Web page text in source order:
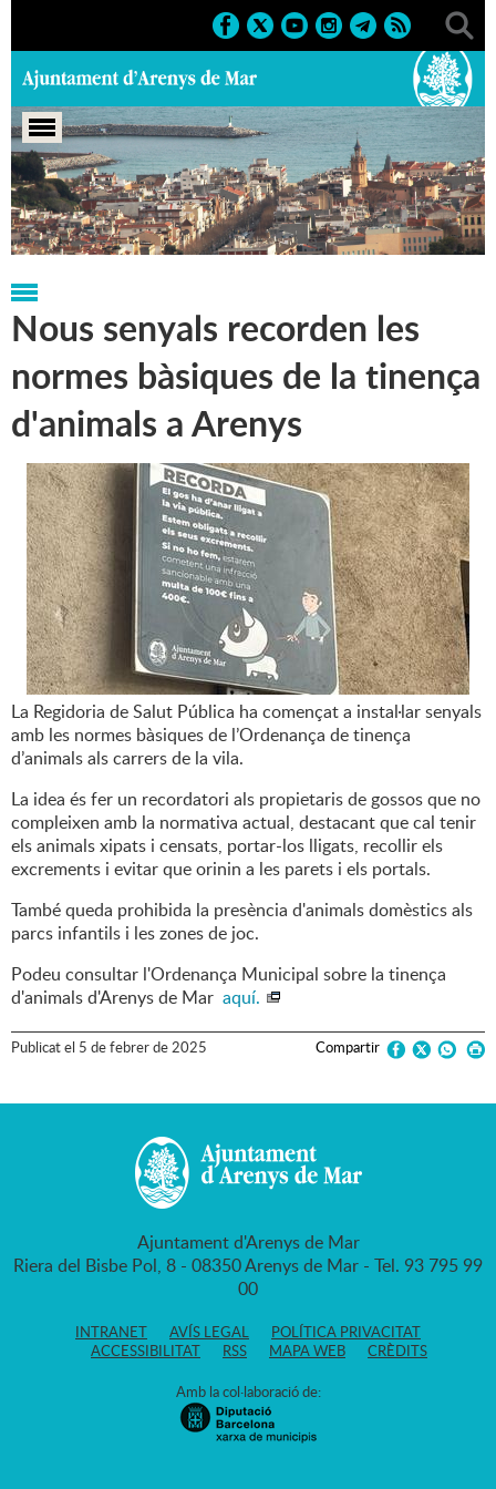
Portada > Regidories > Sanitat i salut pública > Notícies
Nous senyals recorden les
normes bàsiques de la tinença
d'animals a Arenys
La Regidoria de Salut Pública ha començat a instal·lar senyals
amb les normes bàsiques de l’Ordenança de tinença
d’animals als carrers de la vila.
La idea és fer un recordatori als propietaris de gossos que no
compleixen amb la normativa actual, destacant que cal tenir
els animals xipats i censats, portar-los lligats, recollir els
excrements i evitar que orinin a les parets i els portals.
També queda prohibida la presència d'animals domèstics als
parcs infantils i les zones de joc.
Podeu consultar l'Ordenança Municipal sobre la tinença
d'animals d'Arenys de Mar aquí.
Publicatel 5 defebrerde2025 Compartir
Ajuntament d'Arenys de Mar
Riera del Bisbe Pol, 8 - 08350 Arenys de Mar - Tel. 93 795 99
00
INTRANET AVÍS LEGAL
POLÍTICA PRIVACITAT
ACCESSIBILITAT
RSS MAPA WEB CRÈDITS
Amb la col·laboració de: